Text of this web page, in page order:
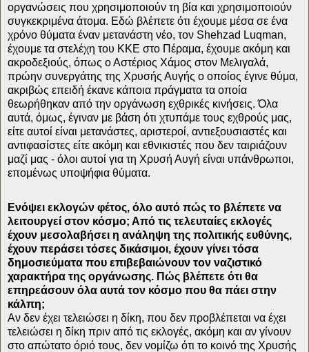
οργανώσεις που χρησιμοποιούν τη βία και χρησιμοποιούν
συγκεκριμένα άτομα. Εδώ βλέπετε ότι έχουμε μέσα σε ένα
χρόνο θύματα έναν μετανάστη νέο, τον Shehzad Luqman,
έχουμε τα στελέχη του ΚΚΕ στο Πέραμα, έχουμε ακόμη και
ακροδεξιούς, όπως ο Αστέριος Χάμος στον Μελιγαλά,
πρώην συνεργάτης της Χρυσής Αυγής ο οποίος έγινε θύμα,
ακριβώς επειδή έκανε κάποια πράγματα τα οποία
θεωρήθηκαν από την οργάνωση εχθρικές κινήσεις. Όλα
αυτά, όμως, έγιναν με βάση ότι χτυπάμε τους εχθρούς μας,
είτε αυτοί είναι μετανάστες, αριστεροί, αντιεξουσιαστές και
αντιφασίστες είτε ακόμη και εθνικιστές που δεν ταιριάζουν
μαζί μας - όλοι αυτοί για τη Χρυσή Αυγή είναι υπάνθρωποι,
επομένως υποψήφια θύματα.
Ενόψει εκλογών φέτος, όλο αυτό πώς το βλέπετε να
λειτουργεί στον κόσμο; Από τις τελευταίες εκλογές
έχουν μεσολαβήσει η ανάληψη της πολιτικής ευθύνης,
έχουν περάσει τόσες δικάσιμοι, έχουν γίνει τόσα
δημοσιεύματα που επιβεβαιώνουν τον ναζιστικό
χαρακτήρα της οργάνωσης. Πώς βλέπετε ότι θα
επηρεάσουν όλα αυτά τον κόσμο που θα πάει στην
κάλπη;
Αν δεν έχει τελειώσει η δίκη, που δεν προβλέπεται να έχει
τελειώσει η δίκη πριν από τις εκλογές, ακόμη και αν γίνουν
στο απώτατο όριό τους, δεν νομίζω ότι το κοινό της Χρυσής